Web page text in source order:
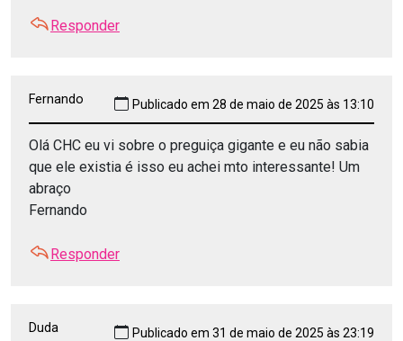
Responder
Fernando Publicado em 28 de maio de 2025 às 13:10
Olá CHC eu vi sobre o preguiça gigante e eu não sabia
que ele existia é isso eu achei mto interessante! Um
abraço
Fernando
Responder
Duda Publicado em 31 de maio de 2025 às 23:19